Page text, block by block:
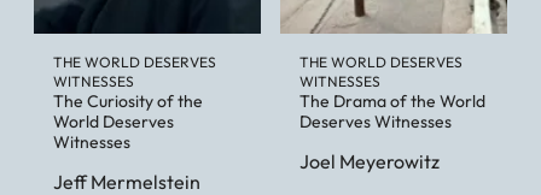
THE WORLD DESERVES
WITNESSES
The Curiosity of the
World Deserves
Witnesses
Jeff Mermelstein
THE WORLD DESERVES
WITNESSES
The Drama of the World
Deserves Witnesses
Joel Meyerowitz